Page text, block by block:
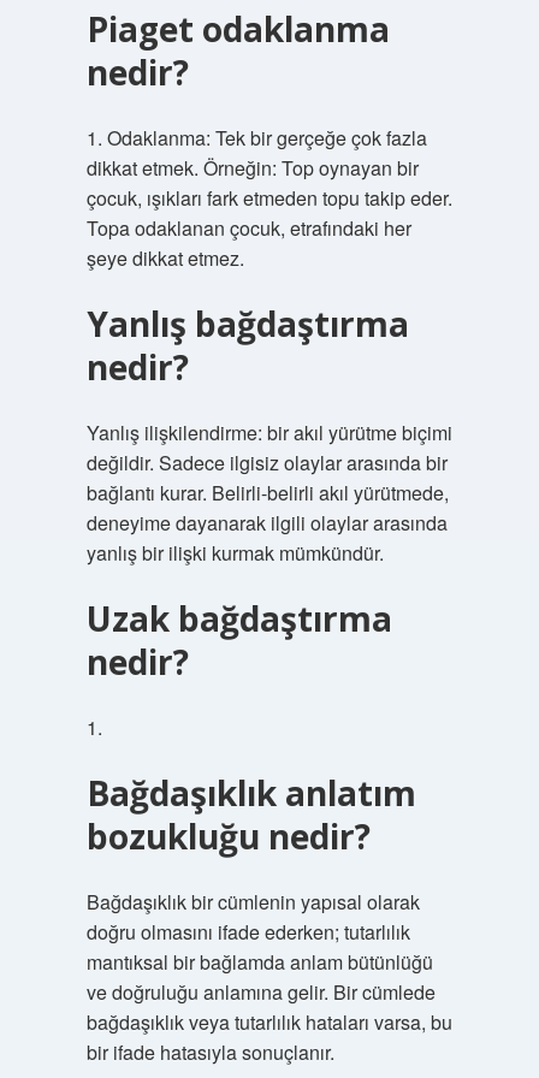
Piaget odaklanma
nedir?
1. Odaklanma: Tek bir gerçeğe çok fazla
dikkat etmek. Örneğin: Top oynayan bir
çocuk, ışıkları fark etmeden topu takip eder.
Topa odaklanan çocuk, etrafındaki her
şeye dikkat etmez.
Yanlış bağdaştırma
nedir?
Yanlış ilişkilendirme: bir akıl yürütme biçimi
değildir. Sadece ilgisiz olaylar arasında bir
bağlantı kurar. Belirli-belirli akıl yürütmede,
deneyime dayanarak ilgili olaylar arasında
yanlış bir ilişki kurmak mümkündür.
Uzak bağdaştırma
nedir?
1.
Bağdaşıklık anlatım
bozukluğu nedir?
Bağdaşıklık bir cümlenin yapısal olarak
doğru olmasını ifade ederken; tutarlılık
mantıksal bir bağlamda anlam bütünlüğü
ve doğruluğu anlamına gelir. Bir cümlede
bağdaşıklık veya tutarlılık hataları varsa, bu
bir ifade hatasıyla sonuçlanır.